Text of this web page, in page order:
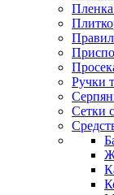
Пленка
Ручки
Сетки